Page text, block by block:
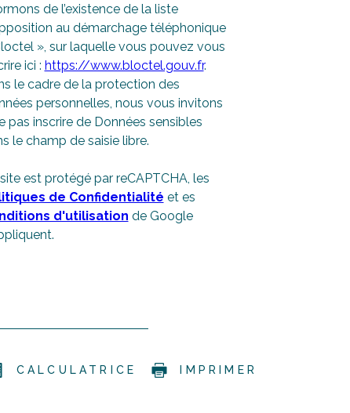
de l’existence de la liste
au démarchage téléphonique
», sur laquelle vous pouvez vous
ici : https://www.bloctel.gouv.fr.
le cadre de la protection des
personnelles, nous vous invitons
pas inscrire de Données sensibles
le champ de saisie libre.
est protégé par reCAPTCHA, les
de Confidentialité et es
d'utilisation de Google
CALCULATRICE IMPRIMER